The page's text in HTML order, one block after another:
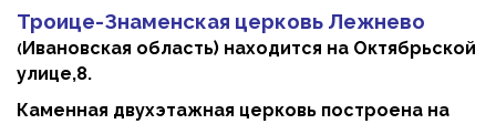
Троице-Знаменская церковь Лежнево
(Ивановская область) находится на Октябрьской
улице,8.
Каменная двухэтажная церковь построена на